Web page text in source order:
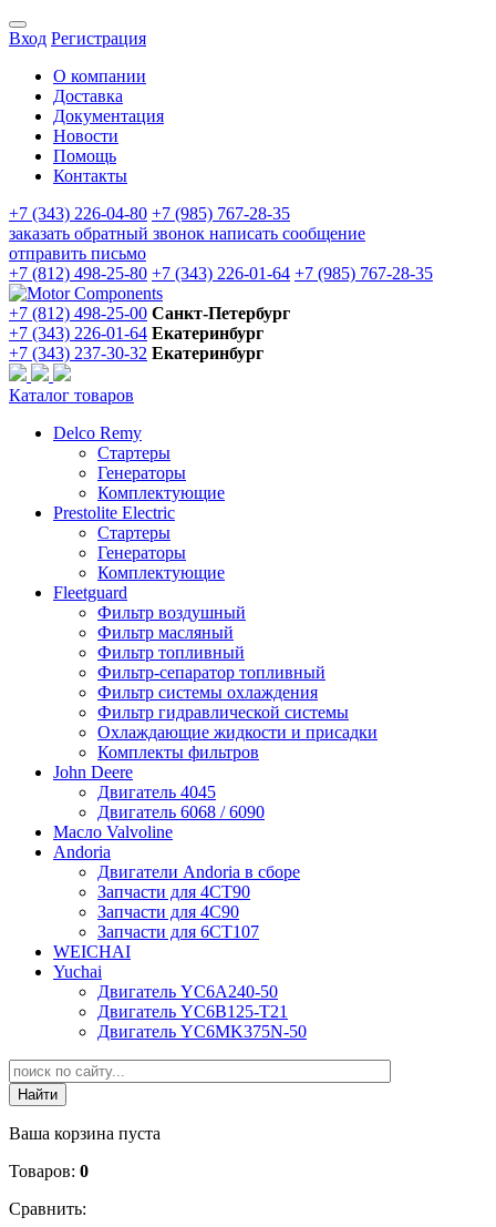
Вход Регистрация
О компании
Доставка
Документация
Новости
Помощь
Контакты
+7 (343) 226-04-80 +7 (985) 767-28-35
заказать обратный звонок написать сообщение
отправить письмо
+7 (812) 498-25-80 +7 (343) 226-01-64 +7 (985) 767-28-35
+7 (812) 498-25-00 Санкт-Петербург
+7 (343) 226-01-64 Екатеринбург
+7 (343) 237-30-32 Екатеринбург
Каталог товаров
Delco Remy
Стартеры
Генераторы
Комплектующие
Prestolite Electric
Стартеры
Генераторы
Комплектующие
Fleetguard
Фильтр воздушный
Фильтр масляный
Фильтр топливный
Фильтр-сепаратор топливный
Фильтр системы охлаждения
Фильтр гидравлической системы
Охлаждающие жидкости и присадки
Комплекты фильтров
John Deere
Двигатель 4045
Двигатель 6068 / 6090
Масло Valvoline
Andoria
Двигатели Andoria в сборе
Запчасти для 4CT90
Запчасти для 4С90
Запчасти для 6CT107
WEICHAI
Yuchai
Двигатель YC6A240-50
Двигатель YC6B125-T21
Двигатель YC6MK375N-50
Ваша корзина пуста
Товаров: 0
Сравнить: